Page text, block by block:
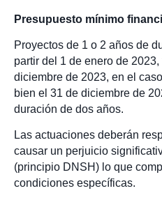
Presupuesto mínimo
Proyectos de 1 o 2 años de
partir del 1 de enero de
diciembre de 2023, en el
bien el 31 de diciembre de
duración de dos años.
Las actuaciones deberán
causar un perjuicio
(principio DNSH) lo que
condiciones específicas.